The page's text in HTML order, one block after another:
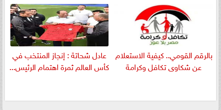
بالرقم القومي.. كيفية الاستعلام
عن شكاوى تكافل وكرامة
عادل شحاتة : إنجاز المنتخب في
كأس العالم ثمرة اهتمام الرئيس...